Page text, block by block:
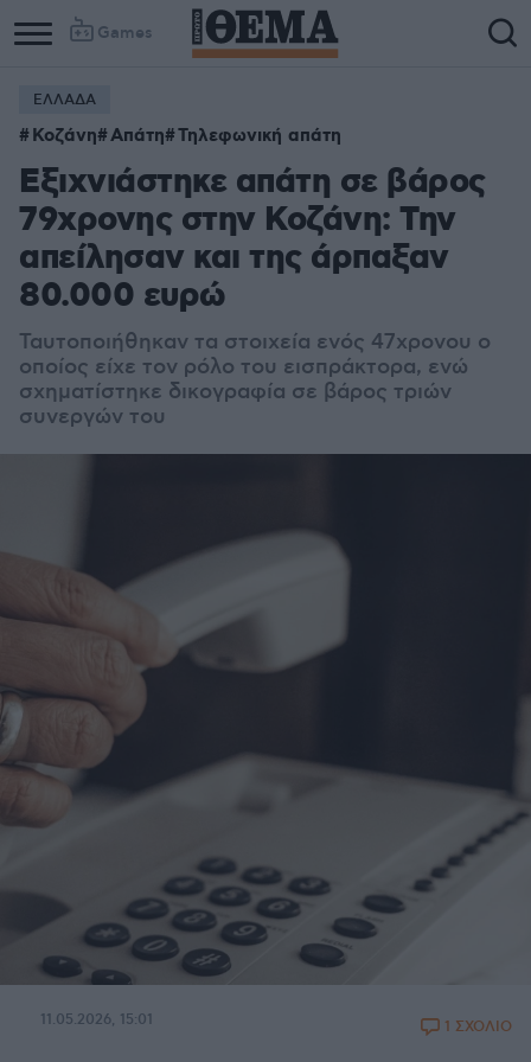
Games
ΕΛΛΑΔΑ
Κοζάνη Απάτη Τηλεφωνική απάτη
Εξιχνιάστηκε απάτη σε βάρος
79χρονης στην Κοζάνη: Την
απείλησαν και της άρπαξαν
80.000 ευρώ
Ταυτοποιήθηκαν τα στοιχεία ενός 47χρονου ο
οποίος είχε τον ρόλο του εισπράκτορα, ενώ
σχηματίστηκε δικογραφία σε βάρος τριών
συνεργών του
11.05.2026, 15:01 1 ΣΧΟΛΙΟ